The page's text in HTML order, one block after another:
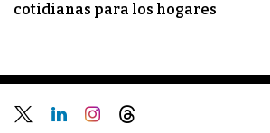
cotidianas para los hogares